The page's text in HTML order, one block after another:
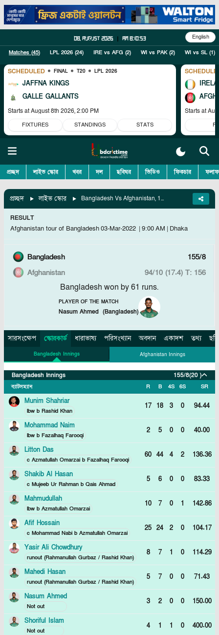
08, August 2026 am 8:10:54 English
Matches (45) LPL 2026 (24) IRE vs AFG (2) WI vs PAK(2) WI vs SL (1)
SCHEDULED FINAL T20 LPL 2026
JAFFNA KINGS
GALLE GALLANTS
Starts atAugust 8th 2026, 2:00 PM
FIXTURES STANDINGS STATS
Starts at
প্রচ্ছদ লাইভ স্কোর খবর দল ছবিঘর ভিডিও ফিকচার
প্রচ্ছদ লাইভ স্কোর Bangladesh Vs Afghanistan, 1st T20I
RESULT
Afghanistan tour of Bangladesh03-Mar-2022 | 9:00 AM | Dhaka
Bangladesh
155/8
Afghanistan
94/10 (17.4) T: 156
Bangladesh won by 61 runs.
PLAYER OF THE MATCH
Nasum Ahmed (Bangladesh)
সারসংক্ষেপ স্কোরকার্ড ধারাভাষ্য পরিসংখ্যান অবদান একাদশ তথ্য
Bangladesh Innings Afghanistan Innings
Bangladesh Innings 155/8(20 )
ব্যাটসম্যান R B 4S 6S SR
Munim Shahriar
lbw b Rashid Khan
17 18 3 0 94.44
Mohammad Naim
lbw b Fazalhaq Farooqi
2 5 0 0 40.00
Litton Das
c Azmatullah Omarzai b Fazalhaq Farooqi
60 44 4 2 136.36
Shakib Al Hasan
c Mujeeb Ur Rahman b Qais Ahmad
5 6 0 0 83.33
Mahmudullah
lbw b Azmatullah Omarzai
10 7 0 1 142.86
Afif Hossain
c Mohammad Nabi b Azmatullah Omarzai
25 24 2 0 104.17
Yasir Ali Chowdhury
runout (Rahmanullah Gurbaz / Rashid Khan)
8 7 1 0 114.29
Mahedi Hasan
runout (Rahmanullah Gurbaz / Rashid Khan)
5 7 0 0 71.43
Nasum Ahmed
Not out
3 2 0 0 150.00
Shoriful Islam
Not out
4 1 1 0 400.00